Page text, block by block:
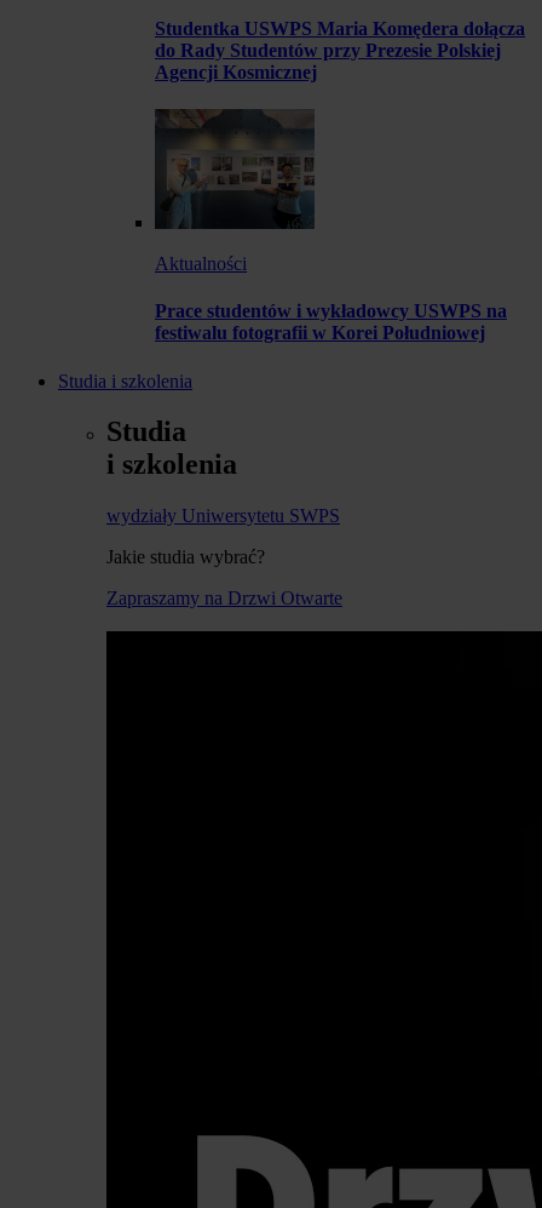
Studentka USWPS Maria Komędera dołącza
do Rady Studentów przy Prezesie Polskiej
Agencji Kosmicznej
Aktualności
Prace studentów i wykładowcy USWPS na
festiwalu fotografii w Korei Południowej
Studia i szkolenia
Studia
i szkolenia
wydziały Uniwersytetu SWPS
Jakie studia wybrać?
Zapraszamy na Drzwi Otwarte